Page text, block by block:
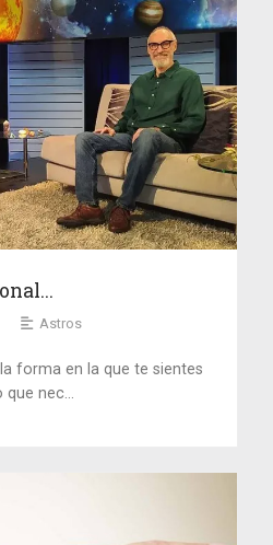
Astros
forma en la que te sientes
nec...